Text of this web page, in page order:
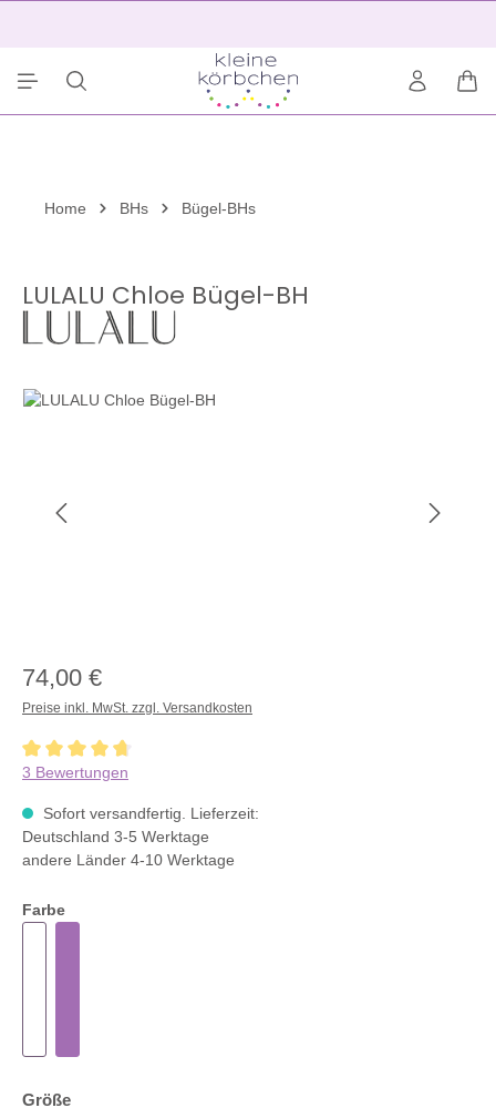
Home BHs Bügel-BHs
LULALU Chloe Bügel-BH
Bildergalerie überspringen
74,00 €
Preise inkl. MwSt. zzgl. Versandkosten
Durchschnittliche Bewertung von 4.6 von 5 Sternen
3 Bewertungen
Sofort versandfertig. Lieferzeit:
Deutschland 3-5 Werktage
andere Länder 4-10 Werktage
Farbe
Größeauswählen